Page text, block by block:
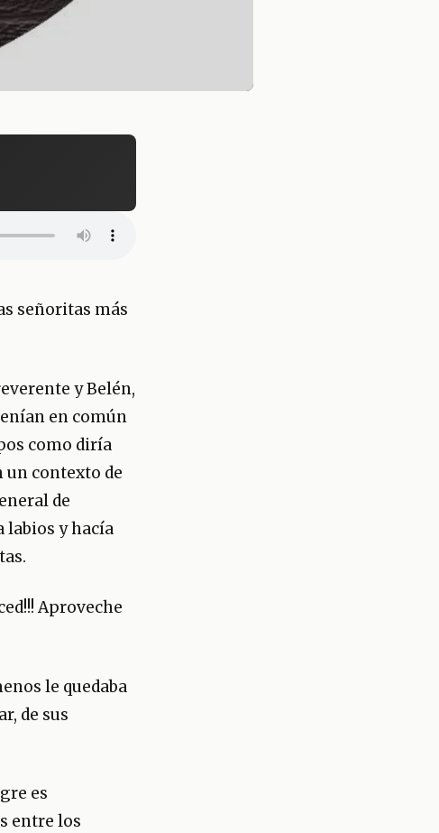
señoritas más
y Belén,
en común
como diría
un contexto de
de
labios y hacía
Aproveche
le quedaba
de sus
es
entre los